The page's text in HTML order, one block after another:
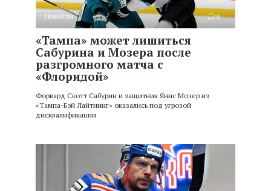
Новости 0
«Тампа» может лишиться
Сабурина и Мозера после
разгромного матча с
«Флоридой»
Форвард Скотт Сабурин и защитник Янис Мозер из
«Тампа-Бэй Лайтнинг» оказались под угрозой
дисквалификации